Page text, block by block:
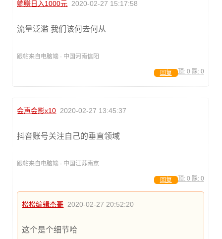
躺赚日入1000元 2020-02-27 15:17:58
流量泛滥 我们该何去何从
跟帖来自电脑端 · 中国河南信阳
顶: 0 踩: 0
回复
会声会影x10 2020-02-27 13:45:37
抖音账号关注自己的垂直领域
跟帖来自电脑端 · 中国江苏南京
顶: 0 踩: 0
回复
松松编辑杰哥 2020-02-27 20:52:20
这个是个细节哈